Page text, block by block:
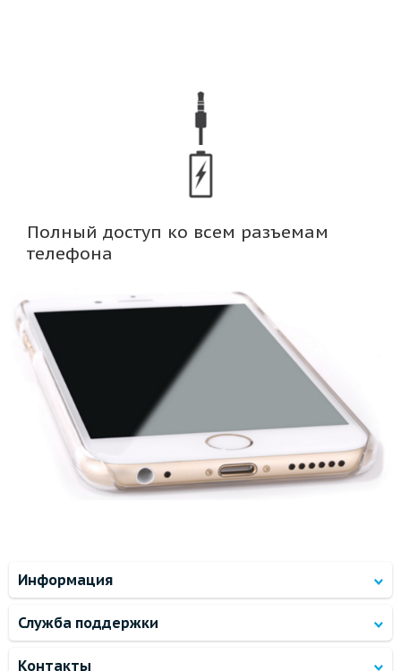
Полный доступ ко всем разъемам
телефона
Информация
Служба поддержки
Контакты